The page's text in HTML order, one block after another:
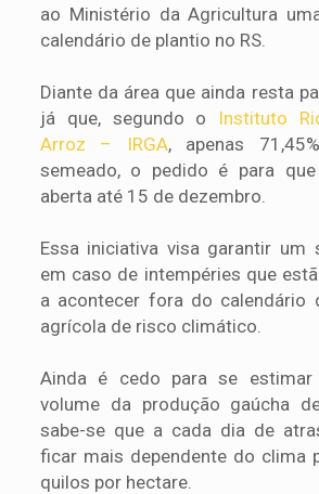
ao Ministério da Agricultura
calendário de plantio no RS.
Diante da área que ainda resta
já que, segundo o Instituto
Arroz – IRGA, apenas
semeado, o pedido é para
aberta até 15 de dezembro.
Essa iniciativa visa garantir um
em caso de intempéries que
a acontecer fora do calendário
agrícola de risco climático.
Ainda é cedo para se
volume da produção gaúcha
sabe-se que a cada dia de
ficar mais dependente do clima
quilos por hectare.